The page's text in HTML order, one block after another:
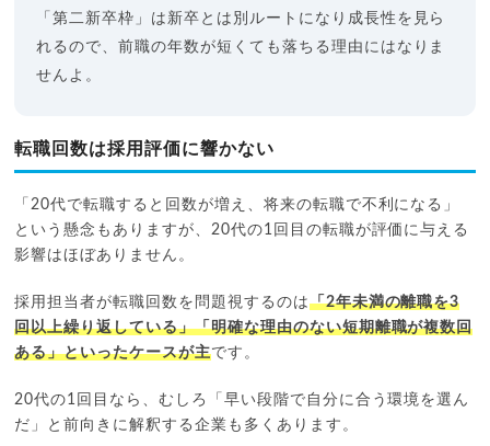
「第二新卒枠」は新卒とは別ルートになり成長性を見ら
れるので、前職の年数が短くても落ちる理由にはなりま
せんよ。
転職回数は採用評価に響かない
「20代で転職すると回数が増え、将来の転職で不利になる」
という懸念もありますが、20代の1回目の転職が評価に与える
影響はほぼありません。
採用担当者が転職回数を問題視するのは「2年未満の離職を3
回以上繰り返している」「明確な理由のない短期離職が複数回
ある」といったケースが主です。
20代の1回目なら、むしろ「早い段階で自分に合う環境を選ん
だ」と前向きに解釈する企業も多くあります。